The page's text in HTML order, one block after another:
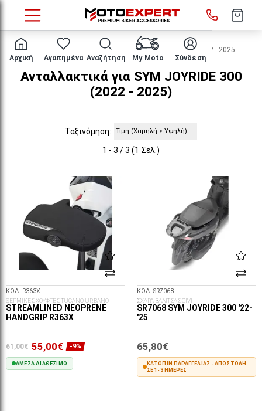
Αρχική Αγαπημένα Αναζήτηση My Moto Σύνδεση
HOME Μάρκα/μοντέλο JOYRIDE 300 2022 - 2025
Ανταλλακτικά για SYM JOYRIDE 300
(2022 - 2025)
Ταξινόμηση:
1 - 3 / 3 (1 Σελ.)
ΚΩΔ. R363X
ΘΕΡΜΙΚΕΣ ΧΟΥΦΤΕΣ TUCANO URBANO
STREAMLINED NEOPRENE
HANDGRIP R363X
61,00€ 55,00€ -9%
ΆΜΕΣΑ ΔΙΑΘΈΣΙΜΟ
ΚΩΔ. SR7068
ΣΧΑΡΑ ΒΑΛΙΤΣΑΣ GIVI
SR7068 SYM JOYRIDE 300 '22-
'25
65,80€
ΚΑΤΌΠΙΝ ΠΑΡΑΓΓΕΛΊΑΣ - ΑΠΟΣΤΟΛΉ
ΣΕ 1-3 ΗΜΈΡΕΣ